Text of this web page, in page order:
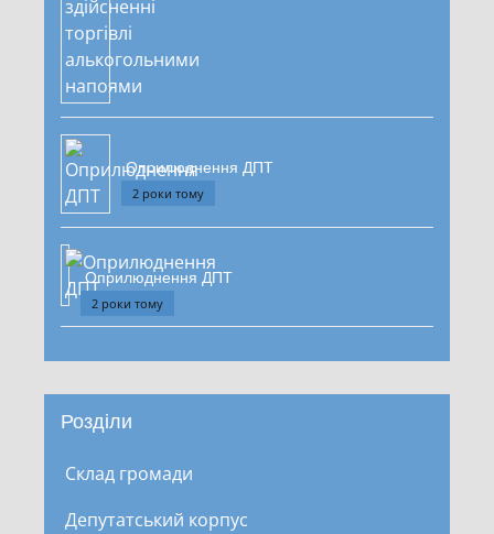
Оприлюднення ДПТ
2 роки тому
Оприлюднення ДПТ
2 роки тому
Розділи
Склад громади
Депутатський корпус